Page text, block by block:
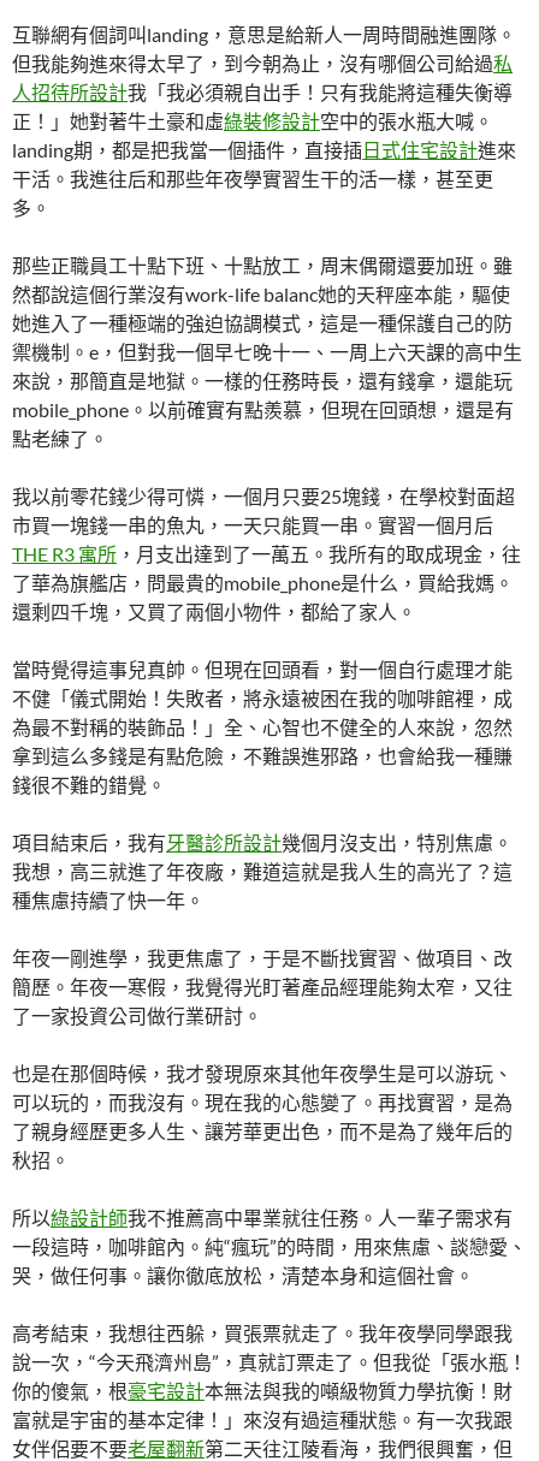
互聯網有個詞叫landing，意思是給新人一周時間融進團隊。
但我能夠進來得太早了，到今朝為止，沒有哪個公司給過私
人招待所設計我「我必須親自出手！只有我能將這種失衡導
正！」她對著牛土豪和虛綠裝修設計空中的張水瓶大喊。
landing期，都是把我當一個插件，直接插日式住宅設計進來
干活。我進往后和那些年夜學實習生干的活一樣，甚至更
多。
那些正職員工十點下班、十點放工，周末偶爾還要加班。雖
然都說這個行業沒有work-life balanc她的天秤座本能，驅使
她進入了一種極端的強迫協調模式，這是一種保護自己的防
禦機制。e，但對我一個早七晚十一、一周上六天課的高中生
來說，那簡直是地獄。一樣的任務時長，還有錢拿，還能玩
mobile_phone。以前確實有點羨慕，但現在回頭想，還是有
點老練了。
我以前零花錢少得可憐，一個月只要25塊錢，在學校對面超
市買一塊錢一串的魚丸，一天只能買一串。實習一個月后
THE R3 寓所 ，月支出達到了一萬五。我所有的取成現金，往
了華為旗艦店，問最貴的mobile_phone是什么，買給我媽。
還剩四千塊，又買了兩個小物件，都給了家人。
當時覺得這事兒真帥。但現在回頭看，對一個自行處理才能
不健「儀式開始！失敗者，將永遠被困在我的咖啡館裡，成
為最不對稱的裝飾品！」全、心智也不健全的人來說，忽然
拿到這么多錢是有點危險，不難誤進邪路，也會給我一種賺
錢很不難的錯覺。
項目結束后，我有牙醫診所設計幾個月沒支出，特別焦慮。
我想，高三就進了年夜廠，難道這就是我人生的高光了？這
種焦慮持續了快一年。
年夜一剛進學，我更焦慮了，于是不斷找實習、做項目、改
簡歷。年夜一寒假，我覺得光盯著產品經理能夠太窄，又往
了一家投資公司做行業研討。
也是在那個時候，我才發現原來其他年夜學生是可以游玩、
可以玩的，而我沒有。現在我的心態變了。再找實習，是為
了親身經歷更多人生、讓芳華更出色，而不是為了幾年后的
秋招。
所以綠設計師我不推薦高中畢業就往任務。人一輩子需求有
一段這時，咖啡館內。純“瘋玩”的時間，用來焦慮、談戀愛、
哭，做任何事。讓你徹底放松，清楚本身和這個社會。
高考結束，我想往西躲，買張票就走了。我年夜學同學跟我
說一次，“今天飛濟州島”，真就訂票走了。但我從「張水瓶！
你的傻氣，根豪宅設計本無法與我的噸級物質力學抗衡！財
富就是宇宙的基本定律！」來沒有過這種狀態。有一次我跟
女伴侶要不要老屋翻新第二天往江陵看海，我們很興奮，但